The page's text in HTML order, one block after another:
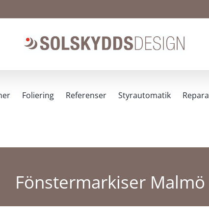
Foliering Referenser Styrautomatik
Fönstermarkiser Malmö